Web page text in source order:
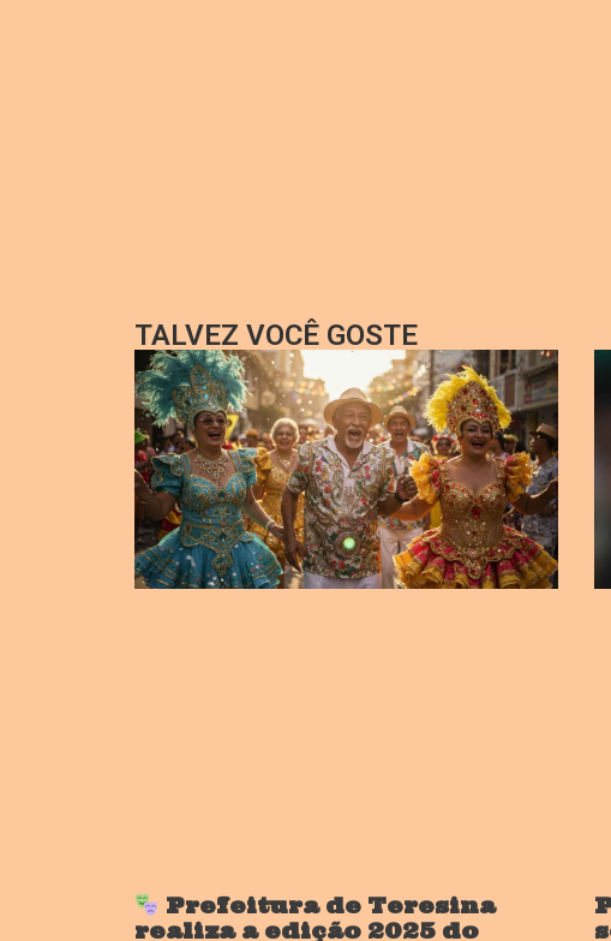
TALVEZ VOCÊ GOSTE
Prefeitura de Teresina
realiza a edição 2025 do